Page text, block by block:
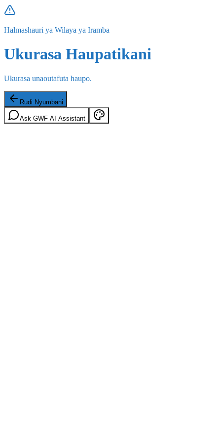
Halmashauri ya Wilaya ya Iramba
Ukurasa Haupatikani
Ukurasa unaoutafuta haupo.
Rudi Nyumbani
Ask GWF AI Assistant